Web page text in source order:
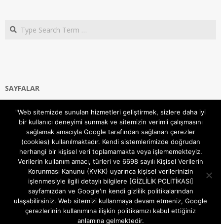
Search
SAYFALAR
Gizlilik ve Çerezler (Cookies) Politikası
Hakkımızda
İletişim Kanalları
MODEM KURULUM
TEKNİK DESTEK
TELEVİZYON SİSTEMLERİ
"Web sitemizde sunulan hizmetleri geliştirmek, sizlere daha iyi
bir kullanıcı deneyimi sunmak ve sitemizin verimli çalışmasını
sağlamak amacıyla Google tarafından sağlanan çerezler
(cookies) kullanılmaktadır. Kendi sistemlerimizde doğrudan
herhangi bir kişisel veri toplamamakta veya işlememekteyiz.
Verilerin kullanım amacı, türleri ve 6698 sayılı Kişisel Verilerin
Korunması Kanunu (KVKK) uyarınca kişisel verilerinizin
işlenmesiyle ilgili detaylı bilgilere [GİZLİLİK POLİTİKASI]
sayfamızdan ve Google'ın kendi gizlilik politikalarından
ulaşabilirsiniz. Web sitemizi kullanmaya devam etmeniz, Google
çerezlerinin kullanımına ilişkin politikamızı kabul ettiğiniz
anlamına gelmektedir.